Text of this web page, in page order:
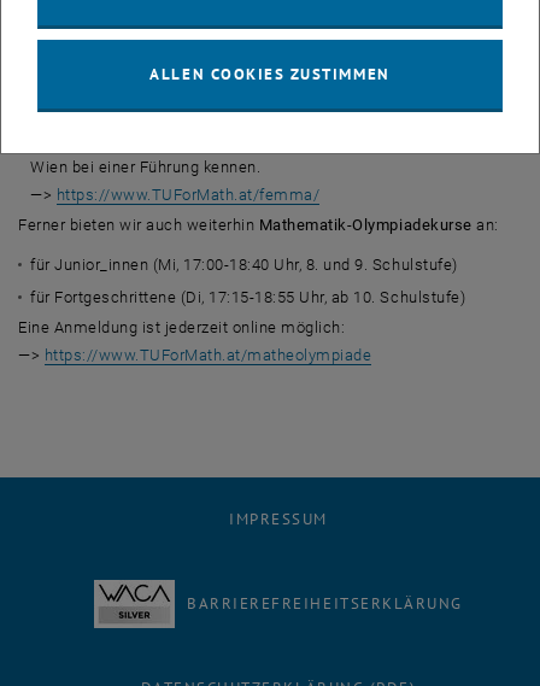
Tagen jeweils ab 15 Uhr:
Sie treffen bei einem „Meet & Greet“ eine Mathematik-Professorin
der TU Wien, erleben zusammen mit anderen Mädchen einen
Wien bei einer Führung kennen.
—> https://www.TUForMath.at/femma/
Ferner bieten wir auch weiterhin Mathematik-Olympiadekursean:
für Junior_innen (Mi, 17:00-18:40 Uhr, 8. und 9. Schulstufe)
für Fortgeschrittene (Di, 17:15-18:55 Uhr, ab 10. Schulstufe)
Eine Anmeldung ist jederzeit online möglich:
—> https://www.TUForMath.at/matheolympiade, öffnet eine externe
IMPRESSUM
BARRIEREFREIHEITSERKLÄRUNG
ALLEN COOKIES ZUSTIMMEN